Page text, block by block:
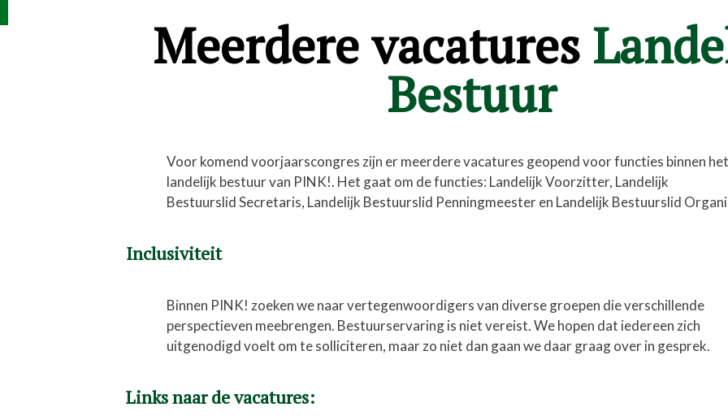
Meerdere vacatures
Bestuur
Voor komend voorjaarscongres zijn er meerdere vacatures geopend voor functies binnen het
landelijk bestuur van PINK!. Het gaat om de functies: Landelijk Voorzitter, Landelijk
Bestuurslid Secretaris, Landelijk Bestuurslid Penningmeester en Landelijk Bestuurslid
Inclusiviteit
Binnen PINK! zoeken we naar vertegenwoordigers van diverse groepen die verschillende
perspectieven meebrengen. Bestuurservaring is niet vereist. We hopen dat iedereen zich
uitgenodigd voelt om te solliciteren, maar zo niet dan gaan we daar graag over in gesprek.
Links naar de vacatures: